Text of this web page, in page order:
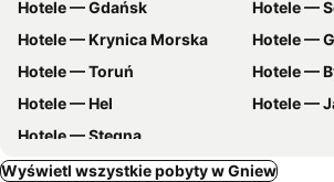
Hotele — Gdańsk
Hotele —
Hotele — Krynica Morska
Hotele —
Hotele — Toruń
Hotele —
Hotele — Hel
Hotele —
Hotele — Stegna
Wyświetl wszystkie pobyty w Gniew